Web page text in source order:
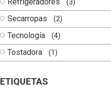
(3)
Secarropas (2)
Tecnología (4)
Tostadora (1)
ETIQUETAS